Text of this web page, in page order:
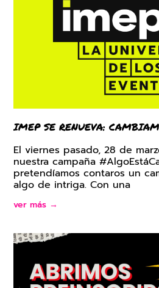
IMEP SE RENUEVA:
El viernes pasado, 28 de
nuestra campaña
pretendíamos contaros un
algo de intriga. Con una
ver más →